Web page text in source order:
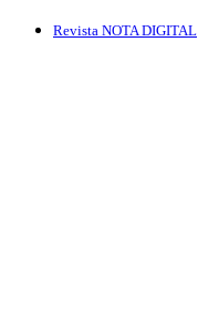
Revista NOTA DIGITAL